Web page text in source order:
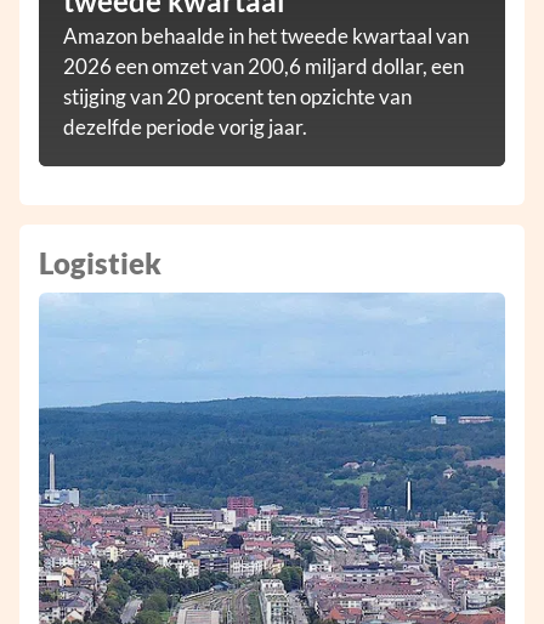
Amazon behaalde in het tweede kwartaal van
2026 een omzet van 200,6 miljard dollar, een
stijging van 20 procent ten opzichte van
dezelfde periode vorig jaar.
Logistiek